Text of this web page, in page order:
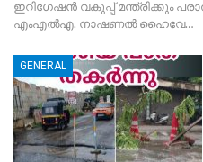
ഇറിഗേഷൻ വകുപ്പ് മന്ത്രിക്കും
എംഎൽഎ. നാഷണൽ ഹൈവേ…
GENERAL